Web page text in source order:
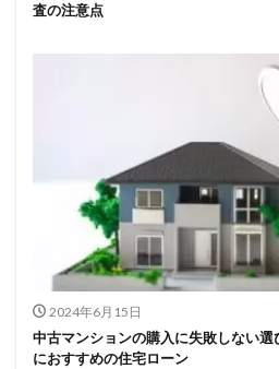
査の注意点
2024年6月15日
中古マンションの購入に失敗しない
におすすめの住宅ローン